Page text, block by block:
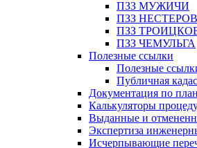
ПЗЗ МУЖИЧИ
ПЗЗ
ПЗЗ
ПЗЗ ЧЕМУЛЬГА
Полезные ссылки
Полезные
Публичная
Документация по
Калькуляторы
Выданные и
Экспертиза
Исчерпывающие